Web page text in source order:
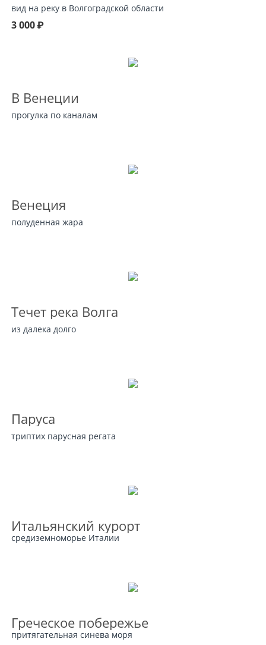
вид на реку в Волгоградской области
3 000₽
В Венеции
прогулка по каналам
Венеция
полуденная жара
Течет река Волга
из далека долго
Паруса
триптих парусная регата
Итальянский курорт
средиземноморье Италии
Греческое побережье
притягательная синева моря